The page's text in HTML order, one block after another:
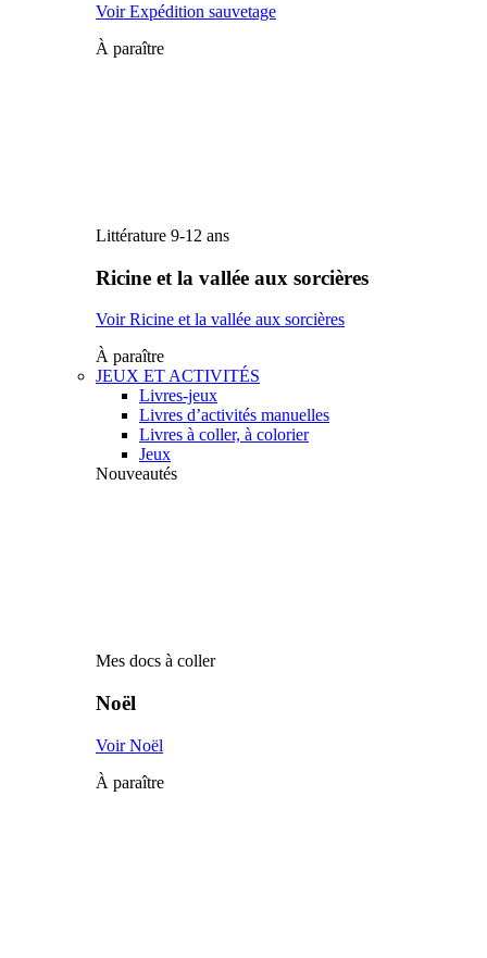
Voir Expédition sauvetage
À paraître
Littérature 9-12 ans
Ricine et la vallée aux sorcières
Voir Ricine et la vallée aux sorcières
À paraître
JEUX ET ACTIVITÉS
Livres-jeux
Livres d’activités manuelles
Livres à coller, à colorier
Jeux
Nouveautés
Mes docs à coller
Noël
Voir Noël
À paraître